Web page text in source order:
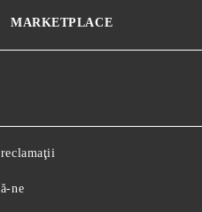
MARKETPLACE
ne